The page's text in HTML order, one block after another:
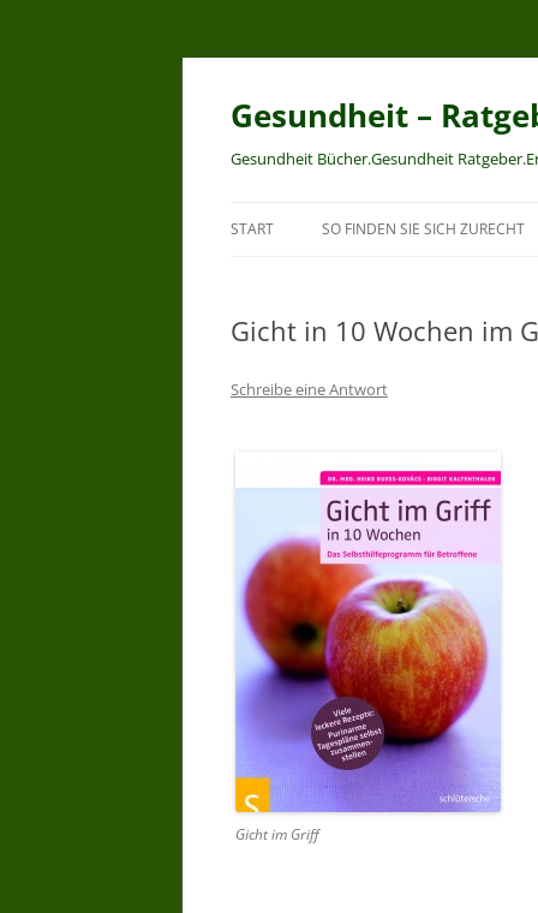
Zum
Gesundheit –
Gesundheit Bücher.Gesundheit
START SO FINDEN SIE SICH ZURECHT
Gicht in 10 Wochen im
Schreibe eine Antwort
Gicht im Griff